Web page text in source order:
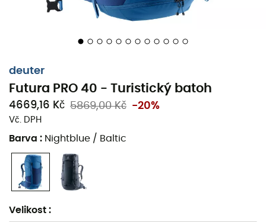
deuter
Futura PRO 40 - Turistický batoh
4669,16 Kč 5869,00 Kč -20%
Vč. DPH
Barva : Nightblue / Baltic
Velikost :
Skvělé pro dobrodružství i pro planetu…
Co děláme pro planetu
samozřejmé ji chránit. Proto v